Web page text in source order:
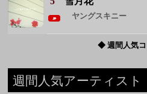
1 Mrs. GREEN APPLE
3 マカロニえんぴつ